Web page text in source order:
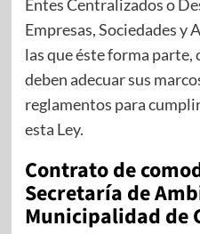
Entes Centralizados o
Empresas, Sociedades y
las que éste forma parte,
deben adecuar sus
reglamentos para
esta Ley.
Contrato de
Secretaría de
Municipalidad de